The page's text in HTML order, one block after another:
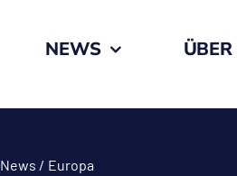
NEWS
News / Europa